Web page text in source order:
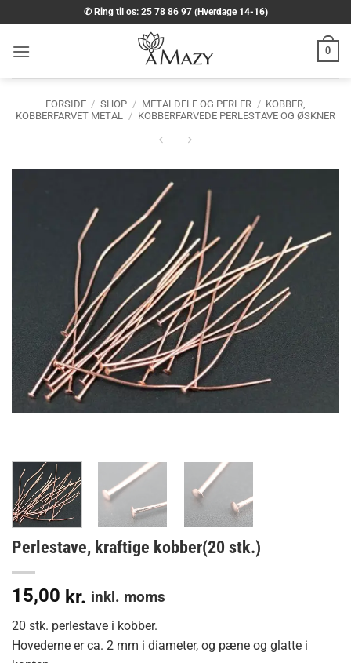
til
indhold
✆ Ring til os: 25 78 86 97 (Hverdage 14-16)
0
FORSIDE / SHOP / METALDELE OG PERLER / KOBBER,
KOBBERFARVET METAL / KOBBERFARVEDE PERLESTAVE OG ØSKNER
Perlestave, kraftige kobber(20 stk.)
15,00 kr. inkl. moms
20 stk. perlestave i kobber.
Hovederne er ca. 2 mm i diameter, og pæne og glatte i